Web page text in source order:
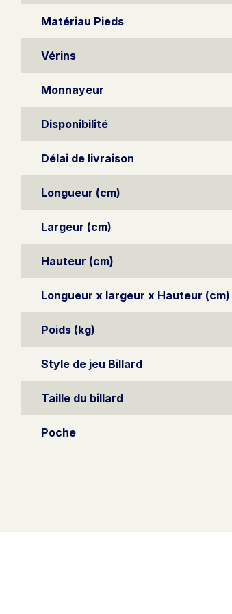
Matériau Pieds
Vérins
Monnayeur
Disponibilité
Délai de livraison
Longueur (cm)
Largeur (cm)
Hauteur (cm)
Longueur x largeur x Hauteur (cm)
Poids (kg)
Style de jeu Billard
Taille du billard
Poche